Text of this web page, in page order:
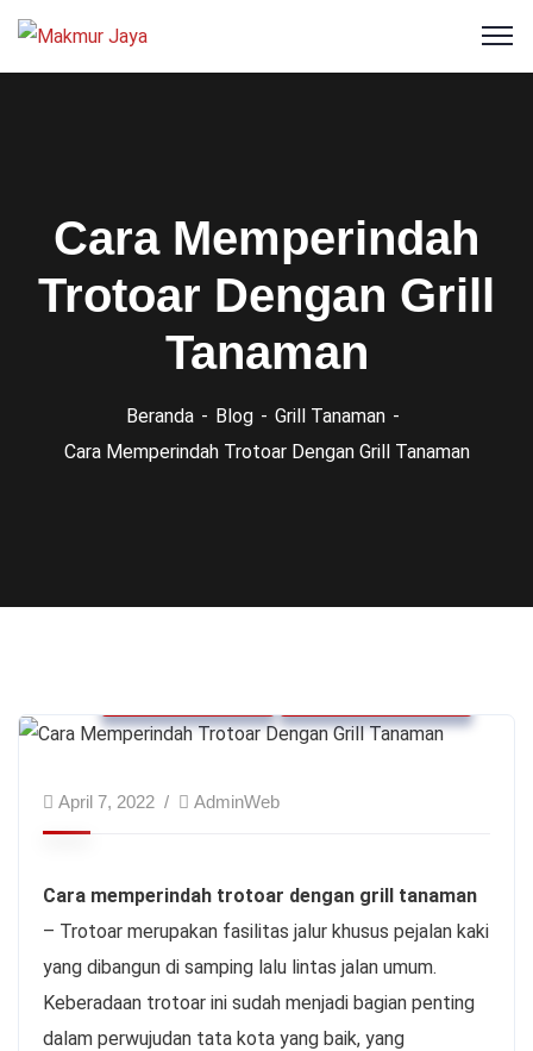
Cara Memperindah
Trotoar Dengan Grill
Tanaman
Beranda Blog
Grill Tanaman
Cara Memperindah Trotoar Dengan Grill Tanaman
April 7, 2022 AdminWeb
Cara memperindah trotoar dengan grill tanaman
– Trotoar merupakan fasilitas jalur khusus pejalan kaki
yang dibangun di samping lalu lintas jalan umum.
Keberadaan trotoar ini sudah menjadi bagian penting
dalam perwujudan tata kota yang baik, yang